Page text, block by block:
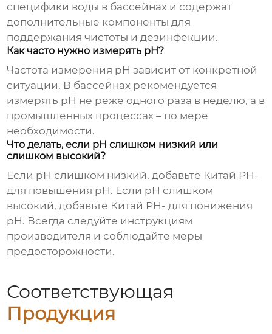
специфики воды в бассейнах и содержат
дополнительные компоненты для
поддержания чистоты и дезинфекции.
Как часто нужно измерять pH?
Частота измерения pH зависит от конкретной
ситуации. В бассейнах рекомендуется
измерять pH не реже одного раза в неделю, а в
промышленных процессах – по мере
необходимости.
Что делать, если pH слишком низкий или
слишком высокий?
Если pH слишком низкий, добавьте Китай PH-
для повышения pH. Если pH слишком
высокий, добавьте Китай PH- для понижения
pH. Всегда следуйте инструкциям
производителя и соблюдайте меры
предосторожности.
Соответствующая
Продукция